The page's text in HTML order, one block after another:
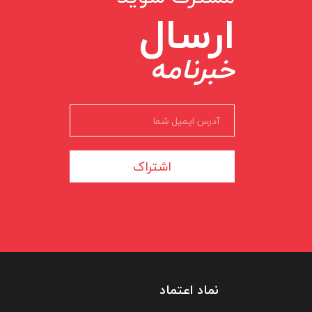
ارسال
خبرنامه
اشتراک
نماد اعتماد